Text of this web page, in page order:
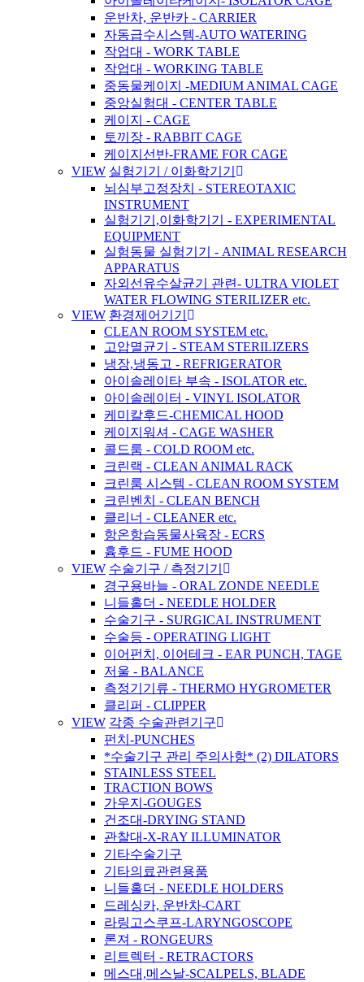
운반차, 운반카 - CARRIER
자동급수시스템-AUTO WATERING
작업대 - WORK TABLE
작업대 - WORKING TABLE
중동물케이지 -MEDIUM ANIMAL CAGE
중앙실험대 - CENTER TABLE
케이지 - CAGE
토끼장 - RABBIT CAGE
케이지선반-FRAME FOR CAGE
VIEW 실험기기 / 이화학기기
뇌심부고정장치 - STEREOTAXIC
INSTRUMENT
실험기기,이화학기기 - EXPERIMENTAL
EQUIPMENT
실험동물 실험기기 - ANIMAL RESEARCH
APPARATUS
자외선유수살균기 관련- ULTRA VIOLET
WATER FLOWING STERILIZER etc.
VIEW 환경제어기기
CLEAN ROOM SYSTEM etc.
고압멸균기 - STEAM STERILIZERS
냉장,냉동고 - REFRIGERATOR
아이솔레이타 부속 - ISOLATOR etc.
아이솔레이터 - VINYL ISOLATOR
케미칼후드-CHEMICAL HOOD
케이지워셔 - CAGE WASHER
콜드룸 - COLD ROOM etc.
크린랙 - CLEAN ANIMAL RACK
크린룸 시스템 - CLEAN ROOM SYSTEM
크린벤치 - CLEAN BENCH
클리너 - CLEANER etc.
항온항습동물사육장 - ECRS
흄후드 - FUME HOOD
VIEW 수술기구 / 측정기기
경구용바늘 - ORAL ZONDE NEEDLE
니들홀더 - NEEDLE HOLDER
수술기구 - SURGICAL INSTRUMENT
수술등 - OPERATING LIGHT
이어펀치, 이어테크 - EAR PUNCH, TAGE
저울 - BALANCE
측정기기류 - THERMO HYGROMETER
클리퍼 - CLIPPER
VIEW 각종 수술관련기구
펀치-PUNCHES
*수술기구 관리 주의사항* (2) DILATORS
STAINLESS STEEL
TRACTION BOWS
가우지-GOUGES
건조대-DRYING STAND
관찰대-X-RAY ILLUMINATOR
기타수술기구
기타의료관련용품
니들홀더 - NEEDLE HOLDERS
드레싱카, 운반차-CART
라링고스쿠프-LARYNGOSCOPE
론져 - RONGEURS
리트렉터 - RETRACTORS
메스대,메스날-SCALPELS, BLADE